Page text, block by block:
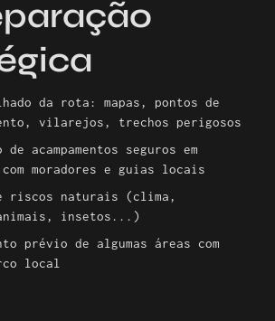
da rota: mapas, pontos de
vilarejos, trechos perigosos
de acampamentos seguros em
com moradores e guias locais
riscos naturais (clima,
insetos...)
prévio de algumas áreas com
local